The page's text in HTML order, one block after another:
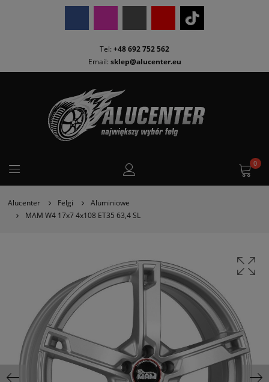
Tel: +48 692 752 562
Email: sklep@alucenter.eu
0
Alucenter Felgi
Aluminiowe
MAM W4 17x7 4x108 ET35 63,4 SL